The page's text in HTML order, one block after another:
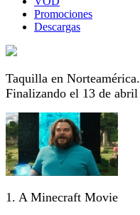
Promociones
Descargas
Taquilla en Norteamérica.
Finalizando el 13 de abril
1. A Minecraft Movie